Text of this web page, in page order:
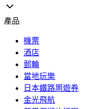
產品
機票
酒店
郵輪
當地玩樂
日本鐵路周遊券
金光飛航